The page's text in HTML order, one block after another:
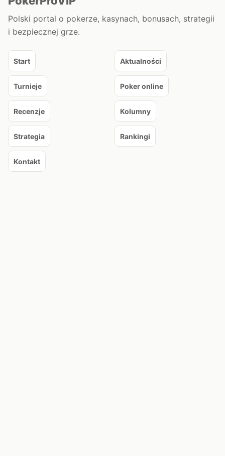
Polski portal o pokerze, kasynach, bonusach, strategii
i bezpiecznej grze.
Start Aktualności
Turnieje Poker online
Recenzje Kolumny
Strategia Rankingi
Kontakt